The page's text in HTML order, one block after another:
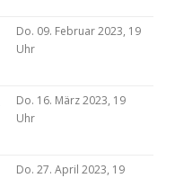
Do. 09. Februar 2023, 19
Uhr
Do. 16. März 2023, 19
Uhr
Do. 27. April 2023, 19